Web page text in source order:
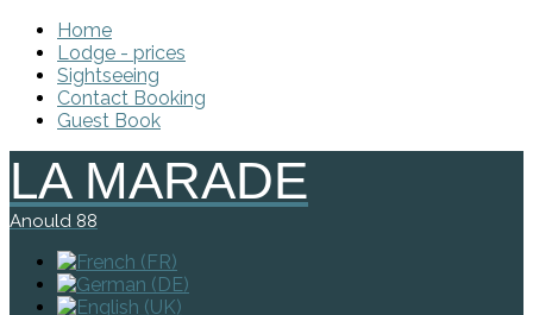
Home
Lodge - prices
Sightseeing
Contact Booking
Guest Book
LA MARADE
Anould 88